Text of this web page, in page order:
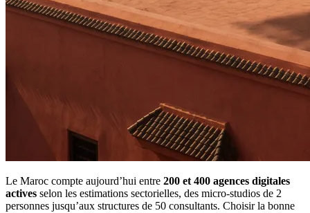
Le Maroc compte aujourd’hui entre 200 et 400 agences digitales
actives selon les estimations sectorielles, des micro-studios de 2
personnes jusqu’aux structures de 50 consultants. Choisir la bonne